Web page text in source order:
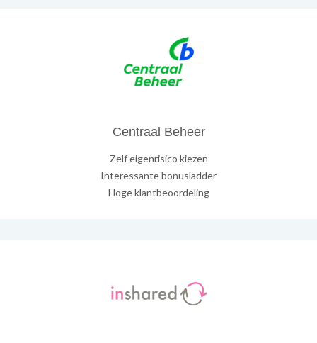
Centraal Beheer
Zelf eigenrisico kiezen
Interessante bonusladder
Hoge klantbeoordeling